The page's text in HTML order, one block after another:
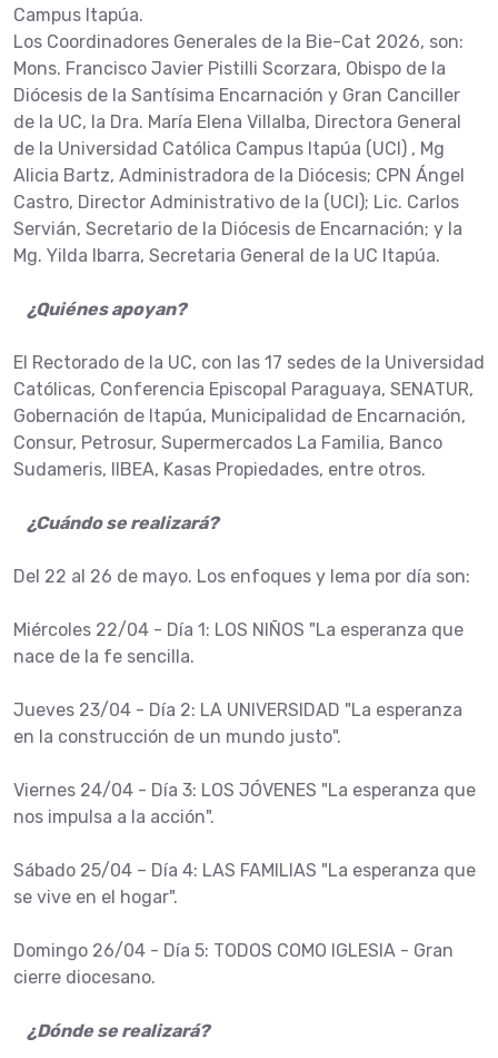
Campus Itapúa.
Los Coordinadores Generales de la Bie-Cat 2026, son:
Mons. Francisco Javier Pistilli Scorzara, Obispo de la
Diócesis de la Santísima Encarnación y Gran Canciller
de la UC, la Dra. María Elena Villalba, Directora General
de la Universidad Católica Campus Itapúa (UCI) , Mg
Alicia Bartz, Administradora de la Diócesis; CPN Ángel
Castro, Director Administrativo de la (UCI); Lic. Carlos
Servián, Secretario de la Diócesis de Encarnación; y la
Mg. Yilda Ibarra, Secretaria General de la UC Itapúa.
¿Quiénes apoyan?
El Rectorado de la UC, con las 17 sedes de la Universidad
Católicas, Conferencia Episcopal Paraguaya, SENATUR,
Gobernación de Itapúa, Municipalidad de Encarnación,
Consur, Petrosur, Supermercados La Familia, Banco
Sudameris, IIBEA, Kasas Propiedades, entre otros.
¿Cuándo se realizará?
Del 22 al 26 de mayo. Los enfoques y lema por día son:
Miércoles 22/04 - Día 1: LOS NIÑOS "La esperanza que
nace de la fe sencilla.
Jueves 23/04 - Día 2: LA UNIVERSIDAD "La esperanza
en la construcción de un mundo justo".
Viernes 24/04 - Día 3: LOS JÓVENES "La esperanza que
nos impulsa a la acción".
Sábado 25/04 – Día 4: LAS FAMILIAS "La esperanza que
se vive en el hogar".
Domingo 26/04 - Día 5: TODOS COMO IGLESIA - Gran
cierre diocesano.
¿Dónde se realizará?